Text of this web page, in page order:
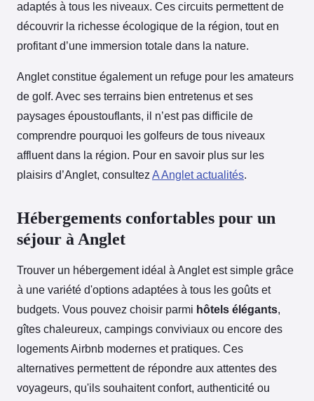
adaptés à tous les niveaux. Ces circuits permettent de
découvrir la richesse écologique de la région, tout en
profitant d’une immersion totale dans la nature.
Anglet constitue également un refuge pour les amateurs
de golf. Avec ses terrains bien entretenus et ses
paysages époustouflants, il n’est pas difficile de
comprendre pourquoi les golfeurs de tous niveaux
affluent dans la région. Pour en savoir plus sur les
plaisirs d’Anglet, consultez A Anglet actualités.
Hébergements confortables pour un
séjour à Anglet
Trouver un hébergement idéal à Anglet est simple grâce
à une variété d'options adaptées à tous les goûts et
budgets. Vous pouvez choisir parmi hôtels élégants,
gîtes chaleureux, campings conviviaux ou encore des
logements Airbnb modernes et pratiques. Ces
alternatives permettent de répondre aux attentes des
voyageurs, qu'ils souhaitent confort, authenticité ou